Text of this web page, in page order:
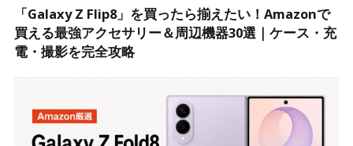
「Galaxy Z Flip8」を買ったら揃えたい！Amazonで
買える最強アクセサリー＆周辺機器30選｜ケース・充
電・撮影を完全攻略